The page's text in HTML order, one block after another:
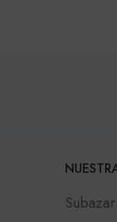
Subazar